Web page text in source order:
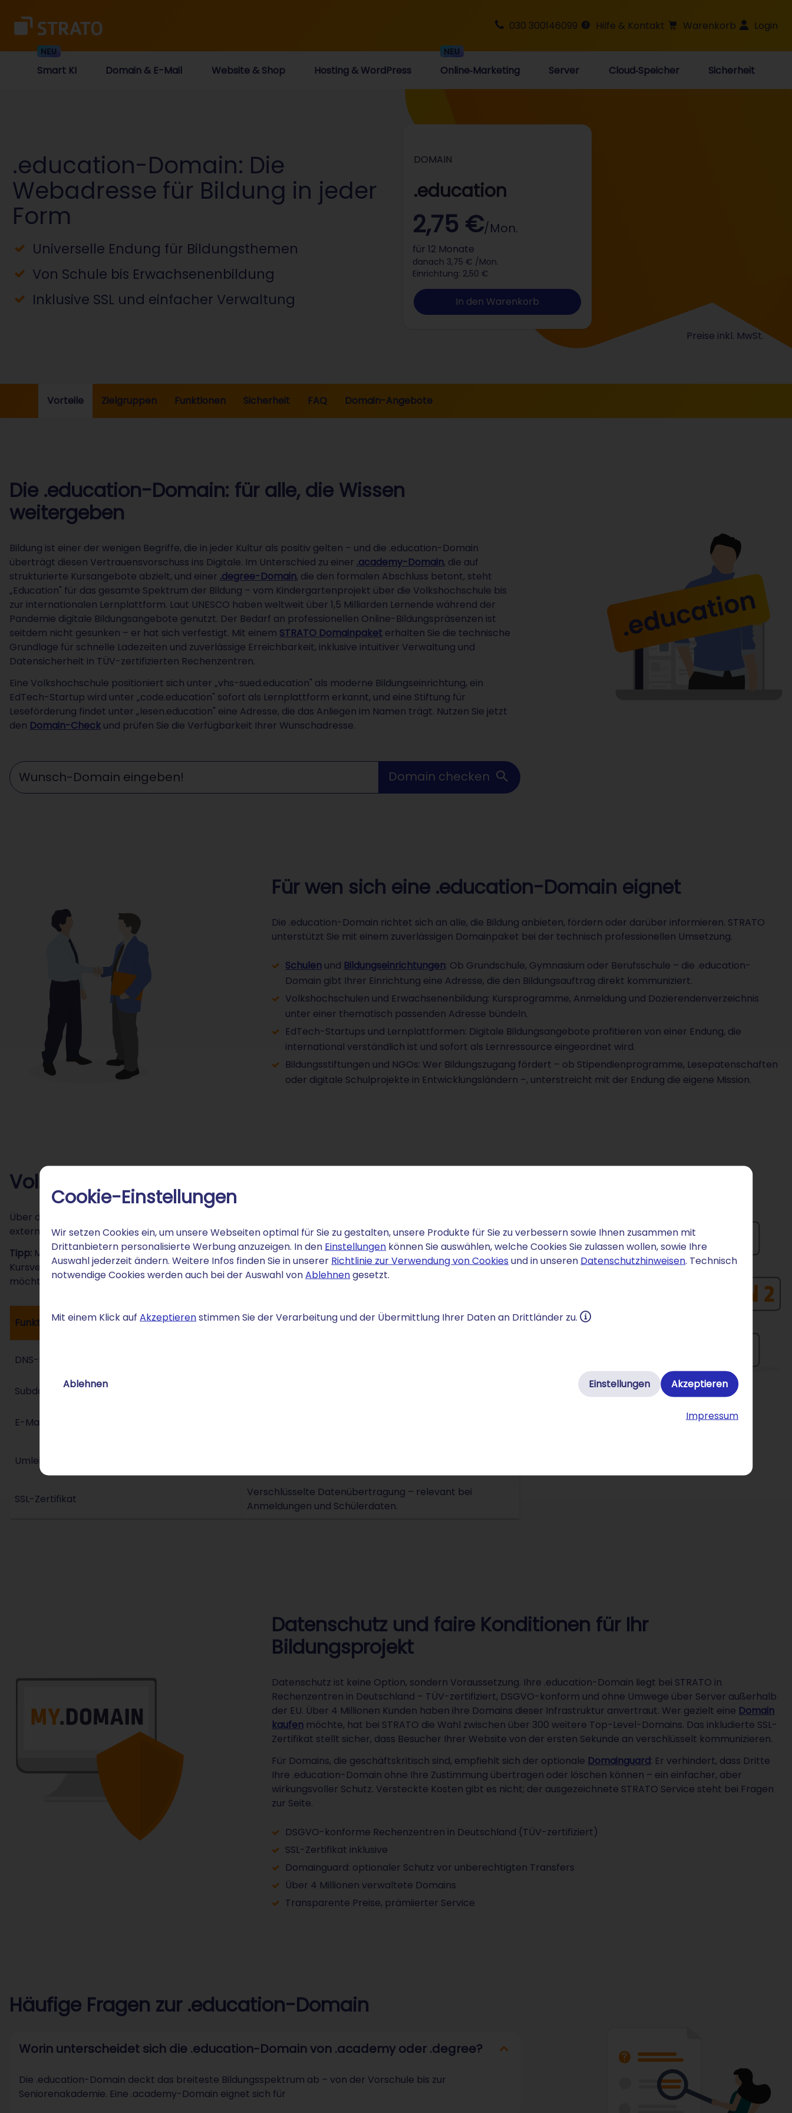
Cookie-Einstellungen
Wir setzen Cookies ein, um unsere Webseiten optimal für Sie zu gestalten, unsere Produkte für Sie zu verbessern sowie Ihnen zusammen mit
Drittanbietern personalisierte Werbung anzuzeigen. In den Einstellungen können Sie auswählen, welche Cookies Sie zulassen wollen, sowie Ihre
Auswahl jederzeit ändern. Weitere Infos finden Sie in unserer Richtlinie zur Verwendung von Cookies und in unseren Datenschutzhinweisen. Technisch
notwendige Cookies werden auch bei der Auswahl vonAblehnengesetzt.
Mit einem Klick aufAkzeptierenstimmen Sie der Verarbeitung und der Übermittlung Ihrer Daten an Drittländer zu.
Ablehnen Einstellungen Akzeptieren
Impressum
030 300146099 Hilfe & Kontakt Warenkorb Login
Smart KI Domain & E-Mail Website & Shop Hosting & WordPress Online‑Marketing Server Cloud‑Speicher Sicherheit
.education-Domain: Die
Webadresse für Bildung in jeder
Form
Universelle Endung für Bildungsthemen
Von Schule bis Erwachsenenbildung
Inklusive SSL und einfacher Verwaltung
DOMAIN
.education
2,75 €/Mon.
für 12 Monate
danach 3,75 € /Mon.
Einrichtung: 2,50 €
In den Warenkorb
Preise inkl. MwSt.
Vorteile Zielgruppen Funktionen Sicherheit FAQ Domain-Angebote
Die .education-Domain: für alle, die Wissen
weitergeben
Bildung ist einer der wenigen Begriffe, die in jeder Kultur als positiv gelten – und die .education-Domain
überträgt diesen Vertrauensvorschuss ins Digitale. Im Unterschied zu einer .academy-Domain, die auf
strukturierte Kursangebote abzielt, und einer .degree-Domain, die den formalen Abschluss betont, steht
„Education" für das gesamte Spektrum der Bildung – vom Kindergartenprojekt über die Volkshochschule bis
zur internationalen Lernplattform. Laut UNESCO haben weltweit über 1,5 Milliarden Lernende während der
Pandemie digitale Bildungsangebote genutzt. Der Bedarf an professionellen Online-Bildungspräsenzen ist
seitdem nicht gesunken – er hat sich verfestigt. Mit einem STRATO Domainpaket erhalten Sie die technische
Grundlage für schnelle Ladezeiten und zuverlässige Erreichbarkeit, inklusive intuitiver Verwaltung und
Datensicherheit in TÜV-zertifizierten Rechenzentren.
Eine Volkshochschule positioniert sich unter „vhs-sued.education" als moderne Bildungseinrichtung, ein
EdTech-Startup wird unter „code.education" sofort als Lernplattform erkannt, und eine Stiftung für
Leseförderung findet unter „lesen.education" eine Adresse, die das Anliegen im Namen trägt. Nutzen Sie jetzt
den Domain-Check und prüfen Sie die Verfügbarkeit Ihrer Wunschadresse.
Wunschdomain eingeben ...
Domain checken
Für wen sich eine .education-Domain eignet
Die .education-Domain richtet sich an alle, die Bildung anbieten, fördern oder darüber informieren. STRATO
unterstützt Sie mit einem zuverlässigen Domainpaket bei der technisch professionellen Umsetzung.
Schulenund Bildungseinrichtungen: Ob Grundschule, Gymnasium oder Berufsschule – die .education-
Domain gibt Ihrer Einrichtung eine Adresse, die den Bildungsauftrag direkt kommuniziert.
Volkshochschulen und Erwachsenenbildung: Kursprogramme, Anmeldung und Dozierendenverzeichnis
unter einer thematisch passenden Adresse bündeln.
EdTech-Startups und Lernplattformen: Digitale Bildungsangebote profitieren von einer Endung, die
international verständlich ist und sofort als Lernressource eingeordnet wird.
Bildungsstiftungen und NGOs: Wer Bildungszugang fördert – ob Stipendienprogramme, Lesepatenschaften
oder digitale Schulprojekte in Entwicklungsländern –, unterstreicht mit der Endung die eigene Mission.
Volle Kontrolle über Ihre .education-Domain
Über den STRATO Login steuern Sie DNS-Einstellungen, legen Subdomains an und verknüpfen Ihre Adresse mit
externen Plattformen.
Tipp: Mit einem STRATO Hosting oder Homepage-Baukasten erstellen Sie eine professionelle Bildungsseite mit
Kursverzeichnis, Anmeldeformular und Materialdownloads. Wenn Sie kostenpflichtige Kurse anbieten
möchten, lässt sich ein Webshop nahtlos ergänzen.
Funktion Ihr praktischer Nutzen
DNS-Selbstverwaltung
Subdomain-Management
E-Mail-Konfiguration
Umleitungs-Service
SSL-Zertifikat
Verschlüsselte Datenübertragung – relevant bei
Anmeldungen und Schülerdaten.
Datenschutz und faire Konditionen für Ihr
Bildungsprojekt
Datenschutz ist keine Option, sondern Voraussetzung. Ihre .education-Domain liegt bei STRATO in
Rechenzentren in Deutschland – TÜV-zertifiziert, DSGVO-konform und ohne Umwege über Server außerhalb
der EU. Über 4 Millionen Kunden haben ihre Domains dieser Infrastruktur anvertraut. Wer gezielt eine Domain
kaufen möchte, hat bei STRATO die Wahl zwischen über 300 weitere Top-Level-Domains. Das inkludierte SSL-
Zertifikat stellt sicher, dass Besucher Ihrer Website von der ersten Sekunde an verschlüsselt kommunizieren.
Für Domains, die geschäftskritisch sind, empfiehlt sich der optionale Domainguard: Er verhindert, dass Dritte
Ihre .education-Domain ohne Ihre Zustimmung übertragen oder löschen können – ein einfacher, aber
wirkungsvoller Schutz. Versteckte Kosten gibt es nicht; der ausgezeichnete STRATO Service steht bei Fragen
zur Seite.
DSGVO-konforme Rechenzentren in Deutschland (TÜV-zertifiziert)
SSL-Zertifikat inklusive
Domainguard: optionaler Schutz vor unberechtigten Transfers
Über 4 Millionen verwaltete Domains
Transparente Preise, prämiierter Service
Häufige Fragen zur .education-Domain
Worin unterscheidet sich die .education-Domain von .academy oder .degree?
Die .education-Domain deckt das breiteste Bildungsspektrum ab – von der Vorschule bis zur
Seniorenakademie. Eine .academy-Domain eignet sich für